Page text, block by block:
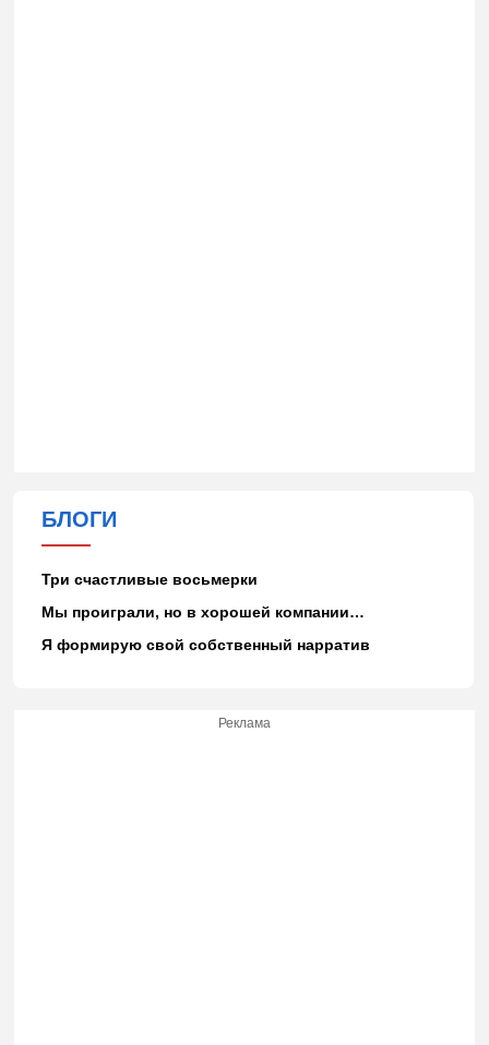
БЛОГИ
Три счастливые восьмерки
Мы проиграли, но в хорошей компании…
Я формирую свой собственный нарратив
Реклама